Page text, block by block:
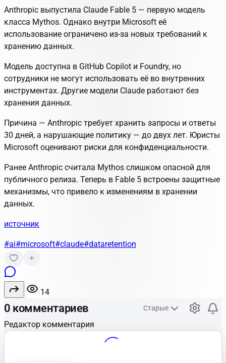
Anthropic выпустила Claude Fable 5 — первую модель
класса Mythos. Однако внутри Microsoft её
использование ограничено из-за новых требований к
хранению данных.
Модель доступна в GitHub Copilot и Foundry, но
сотрудники не могут использовать её во внутренних
инструментах. Другие модели Claude работают без
хранения данных.
Причина — Anthropic требует хранить запросы и ответы
30 дней, а нарушающие политику — до двух лет. Юристы
Microsoft оценивают риски для конфиденциальности.
Ранее Anthropic считала Mythos слишком опасной для
публичного релиза. Теперь в Fable 5 встроены защитные
механизмы, что привело к изменениям в хранении
данных.
источник
#ai#microsoft#claude#dataretention
14
0 комментариев Старые
Редактор комментария